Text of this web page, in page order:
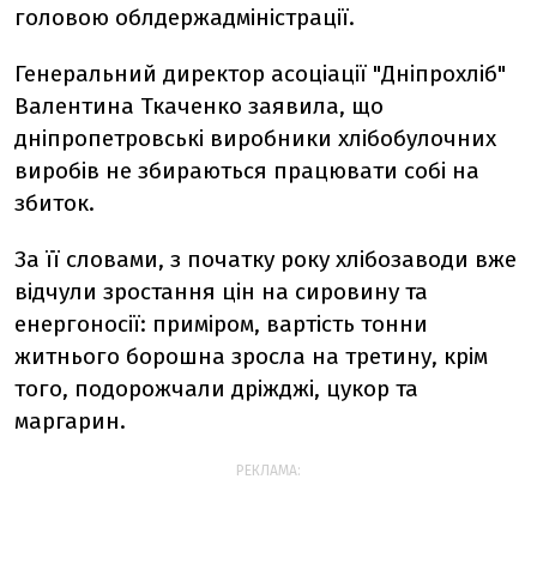
головою облдержадміністрації.
Генеральний директор асоціації "Дніпрохліб"
Валентина Ткаченко заявила, що
дніпропетровські виробники хлібобулочних
виробів не збираються працювати собі на
збиток.
За її словами, з початку року хлібозаводи вже
відчули зростання цін на сировину та
енергоносії: приміром, вартість тонни
житнього борошна зросла на третину, крім
того, подорожчали дріжджі, цукор та
маргарин.
РЕКЛАМА: